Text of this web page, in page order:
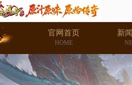
官网首页
HOME
新